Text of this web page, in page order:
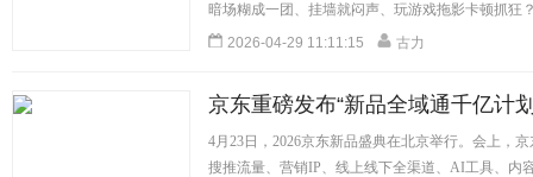
暗场糊成一团、挂墙就闷声、玩游戏拖影卡顿抓狂
[详细]
2026-04-29 11:11:15 古力
京东重磅发布“新品全域通千亿计
4月23日，2026京东新品盛典在北京举行。会上，
搜推流量、营销IP、线上线下全渠道、AI工具、内